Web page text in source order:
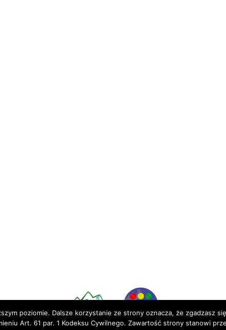
poziomie. Dalsze korzystanie ze strony oznacza, że zgadzasz
Art. 61 par. 1 Kodeksu Cywilnego. Zawartość strony stanowi